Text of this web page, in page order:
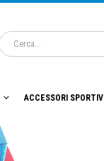
ACCESSORI SPORTIVI